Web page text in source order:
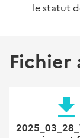
le statut
Fichier
file_download